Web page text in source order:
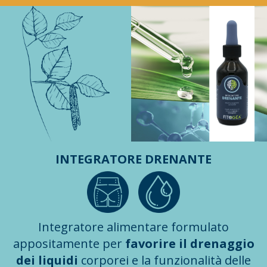
INTEGRATORE DRENANTE
Integratore alimentare formulato
appositamente per favorire il drenaggio
dei liquidi corporei e la funzionalità delle